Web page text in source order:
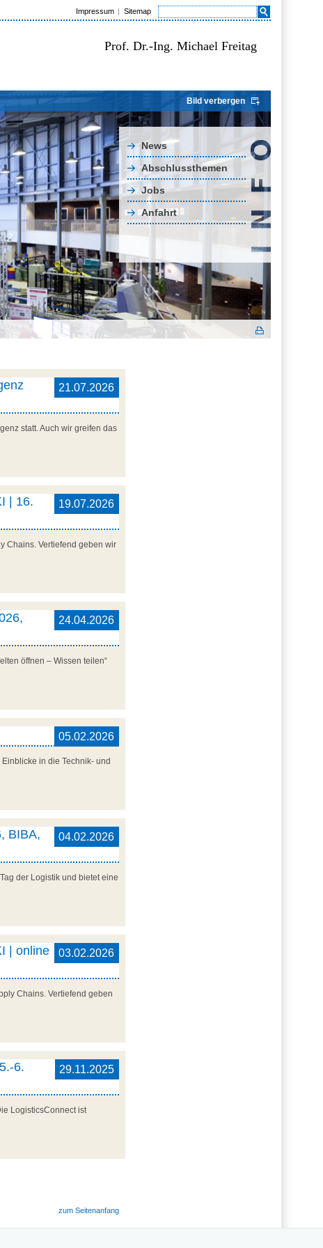
Impressum Sitemap
Prof. Dr.-Ing. Michael Freitag
Bild verbergen
News
Abschlussthemen
Jobs
Anfahrt
21.07.2026
statt. Auch wir greifen das
19.07.2026
| 16.
Chains. Vertiefend geben wir
24.04.2026
öffnen – Wissen teilen“
05.02.2026
in die Technik- und
04.02.2026
BIBA,
der Logistik und bietet eine
03.02.2026
| online
Chains. Vertiefend geben
29.11.2025
6.
LogisticsConnect ist
zum Seitenanfang